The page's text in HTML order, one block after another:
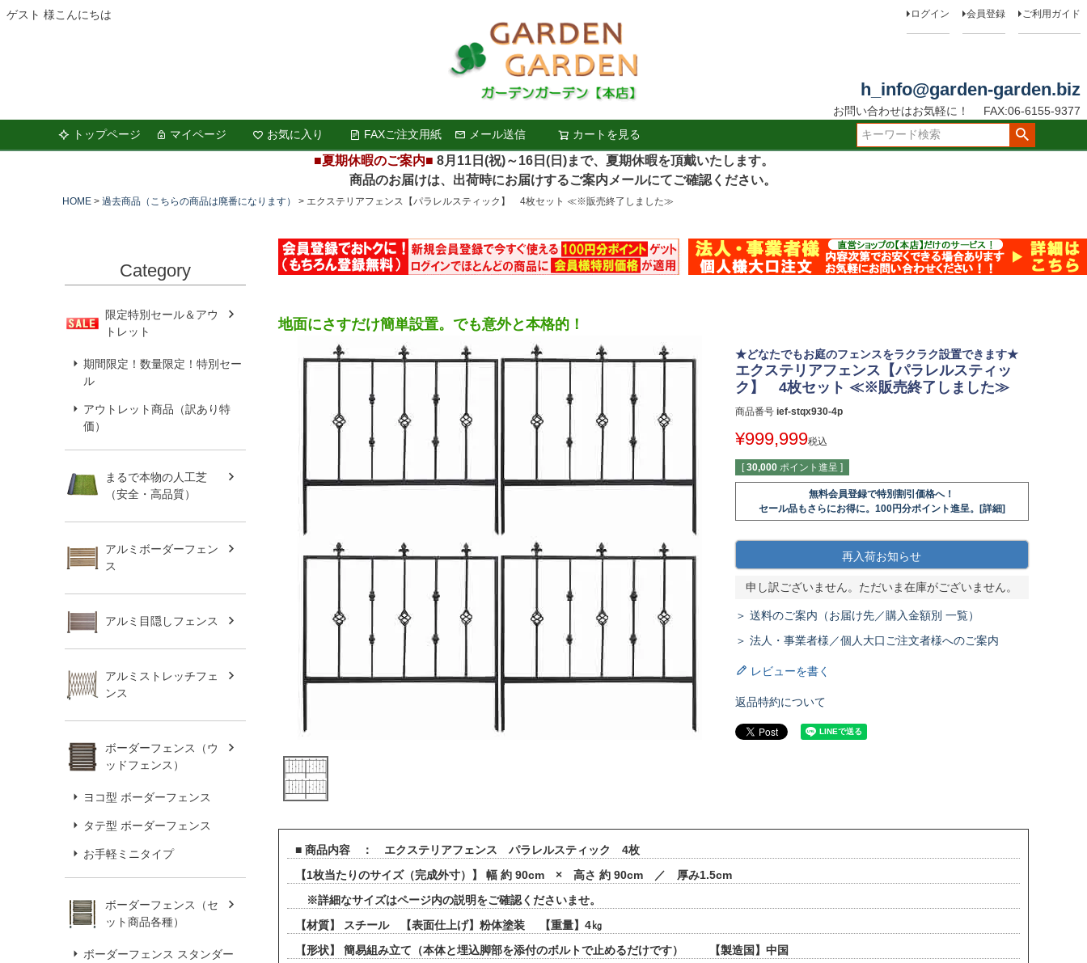
ゲスト 様こんにちは ログイン 会員登録 ご利用ガイド
h_info@garden-garden.biz
お問い合わせはお気軽に！
FAX:06-6155-9377
トップページ
マイページ お気に入り FAXご注文用紙 メール送信 カートを見る
検索
■夏期休暇のご案内■ 8月11日(祝)～16日(日)まで、夏期休暇を頂戴いたします。
商品のお届けは、出荷時にお届けするご案内メールにてご確認ください。
HOME 過去商品（こちらの商品は廃番になります） エクステリアフェンス【パラレルスティック】 4枚セット ≪※販売終了しました≫
Category
限定特別セール＆アウ
トレット
期間限定！数量限定！特別セー
ル
アウトレット商品（訳あり特
価）
まるで本物の人工芝
（安全・高品質）
アルミボーダーフェン
ス
アルミ目隠しフェンス
アルミストレッチフェ
ンス
ボーダーフェンス（ウ
ッドフェンス）
ヨコ型 ボーダーフェンス
タテ型 ボーダーフェンス
お手軽ミニタイプ
ボーダーフェンス（セ
ット商品各種）
ボーダーフェンス スタンダー
地面にさすだけ簡単設置。でも意外と本格的！
★どなたでもお庭のフェンスをラクラク設置できます★
エクステリアフェンス【パラレルスティッ
ク】 4枚セット ≪※販売終了しました≫
商品番号 ief-stqx930-4p
¥999,999税込
[ 30,000 ポイント進呈 ]
無料会員登録で特別割引価格へ！
セール品もさらにお得に。100円分ポイント進呈。[詳細]
再入荷お知らせ
申し訳ございません。ただいま在庫がございません。
＞ 送料のご案内（お届け先／購入金額別 一覧）
＞ 法人・事業者様／個人大口ご注文者様へのご案内
レビューを書く
返品特約について
■ 商品内容 ： エクステリアフェンス パラレルスティック 4枚
【1枚当たりのサイズ（完成外寸）】 幅 約 90cm × 高さ 約 90cm ／ 厚み1.5cm
※詳細なサイズはページ内の説明をご確認くださいませ。
【材質】 スチール 【表面仕上げ】粉体塗装 【重量】4㎏
【形状】 簡易組み立て（本体と埋込脚部を添付のボルトで止めるだけです） 【製造国】中国